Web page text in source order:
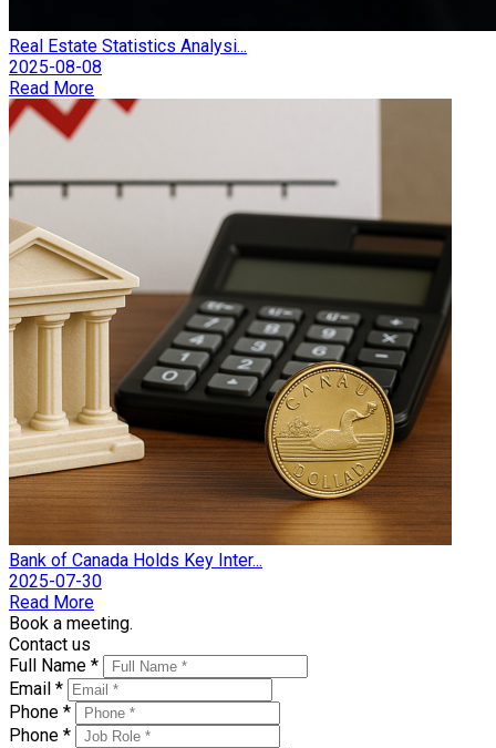
Real Estate Statistics Analysi...
2025-08-08
Read More
Bank of Canada Holds Key Inter...
2025-07-30
Read More
Book a meeting.
Contact us
Full Name *
Email *
Phone *
Phone *